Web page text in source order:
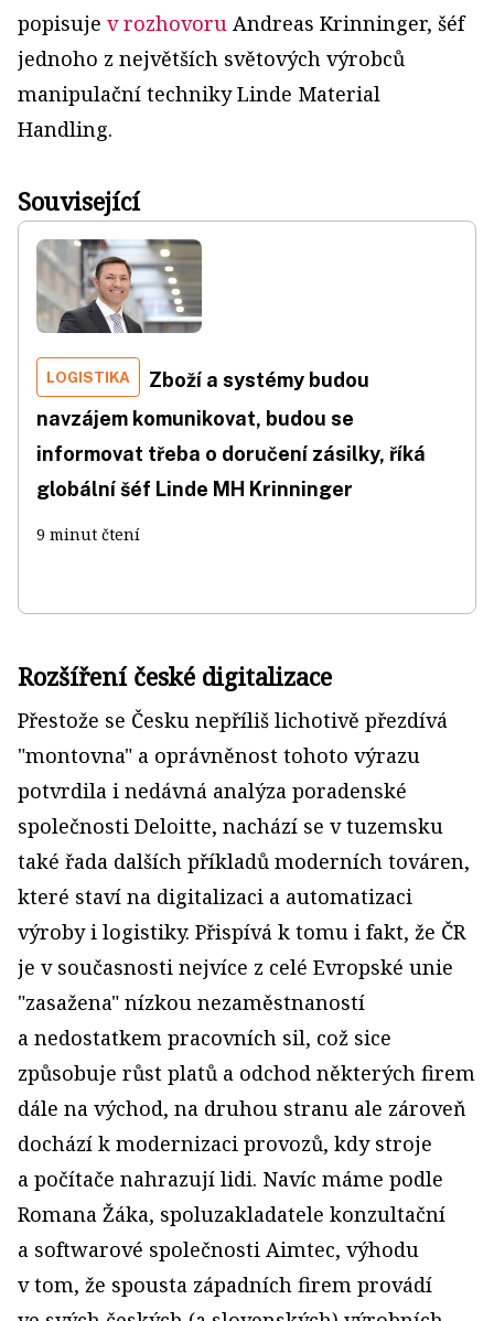
popisuje v rozhovoru Andreas Krin­ninger, šéf
jednoho z největších světových výrobců
manipulační techniky Linde Material
Handling.
Související
LOGISTIKA
Zboží a systémy budou
navzájem komunikovat, budou se
informovat třeba o doručení zásilky, říká
globální šéf Linde MH Krinninger
9 minut čtení
Rozšíření české digitalizace
Přestože se Česku nepříliš lichotivě přezdívá
"montovna" a oprávněnost tohoto výrazu
potvrdila i nedávná analýza poradenské
společnosti Deloitte, nachází se v tuzemsku
také řada dalších příkladů moderních továren,
které staví na digitalizaci a automatizaci
výroby i logistiky. Přispívá k tomu i fakt, že ČR
je v současnosti nejvíce z celé Evropské unie
"zasažena" nízkou nezaměstnaností
a nedostatkem pracovních sil, což sice
způsobuje růst platů a odchod některých firem
dále na východ, na druhou stranu ale zároveň
dochází k modernizaci provozů, kdy stroje
a počítače nahrazují lidi. Navíc máme podle
Romana Žáka, spoluzakladatele konzultační
a softwarové společnosti Aimtec, výhodu
v tom, že spousta západních firem provádí